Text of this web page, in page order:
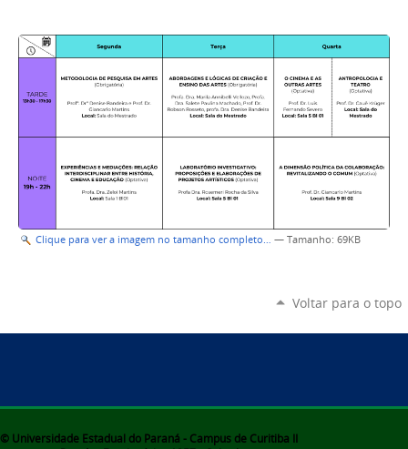
Clique para ver a imagem no tamanho completo… — Tamanho: 69KB
Voltar para o topo
© Universidade Estadual do Paraná - Campus de Curitiba II